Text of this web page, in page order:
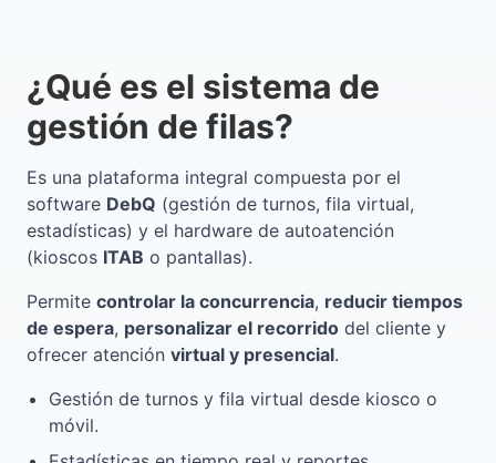
¿Qué es el sistema de
gestión de filas?
Es una plataforma integral compuesta por el
software DebQ (gestión de turnos, fila virtual,
estadísticas) y el hardware de autoatención
(kioscos ITAB o pantallas).
Permite controlar la concurrencia, reducir tiempos
de espera, personalizar el recorrido del cliente y
ofrecer atención virtual y presencial.
Gestión de turnos y fila virtual desde kiosco o
móvil.